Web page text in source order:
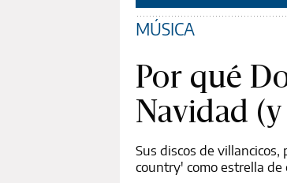
MÚSICA
Por qué
Navidad
Sus discos de
country' como estrella de